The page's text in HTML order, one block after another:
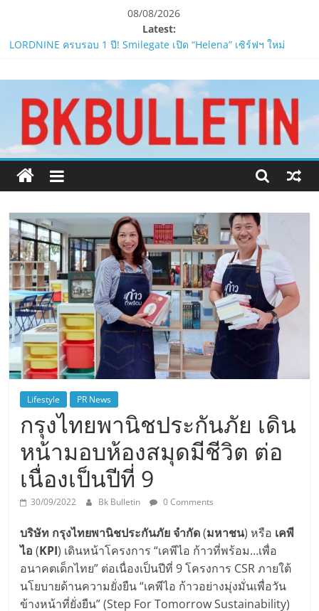
content
08/08/2026
Latest:
LORDNINE ครบรอบ 1 ปี! Smilegate เปิด “Helena” เซิร์ฟฯ ใหม่
บูสต์ EXP กระฉูด 50% พร้อมแจกซัมมอนสูงสุด 1,111 ครั้ง!
LORDNINE จัดศึกคนดังสายเกม ไทย ปะทะ ฟิลิปปินส์ใน “Rise of the
Tenth Lord”
PIPPER STANDARD® เปิดตัวแชมพูอาบน้ำ และ โฟมอาบแห้งสัตว์
เลี้ยง
ห้ามพลาด! Smilegate เปิดตัว ‘เฮเลนา’ เซิร์ฟเวอร์ใหม่ของ
LORDNINE 29 ก.ค. นี้
เสนอ
ข่าว
ครบ
ทุก
Lifestyle PR News
กรุงไทยพานิชประกันภัย เดิน
หน้ามอบห้องสมุดมีชีวิต ต่อ
เนื่องเป็นปีที่ 9
30/09/2022 Bk Bulletin 0 Comments
บริษัท กรุงไทยพานิชประกันภัย จำกัด(มหาชน) หรือ เคพี
ไอ (KPI) เดินหน้าโครงการ “เคพีไอ ก้าวที่พร้อม…เพื่อ
อนาคตเด็กไทย” ต่อเนื่องเป็นปีที่ 9 โครงการ CSR ภายใต้
นโยบายด้านความยั่งยืน “เคพีไอ ก้าวอย่างมุ่งมั่นเพื่อวัน
ข้างหน้าที่ยั่งยืน” (Step For Tomorrow Sustainability)